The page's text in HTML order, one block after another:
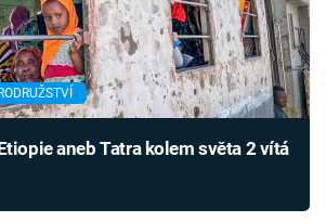
aneb Tatra kolem světa 2 vítá